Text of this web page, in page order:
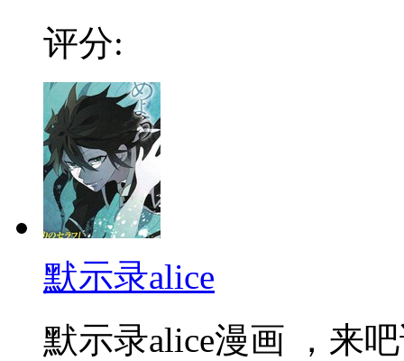
评分:
默示录alice
默示录alice漫画 ，来